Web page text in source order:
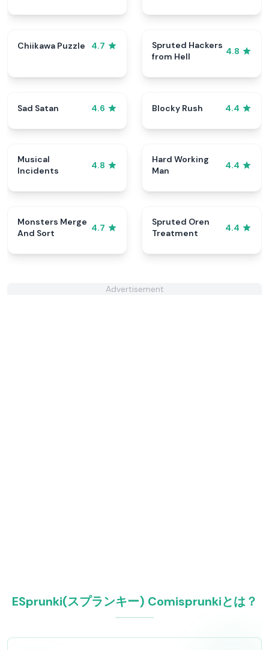
Chiikawa Puzzle 4.7
Spruted Hackers
from Hell
4.8
Sad Satan 4.6 Blocky Rush 4.4
Musical
Incidents
4.8
Hard Working
Man
4.4
Monsters Merge
And Sort
4.7
Spruted Oren
Treatment
4.4
Advertisement
ESprunki(スプランキー) Comisprunkiとは？